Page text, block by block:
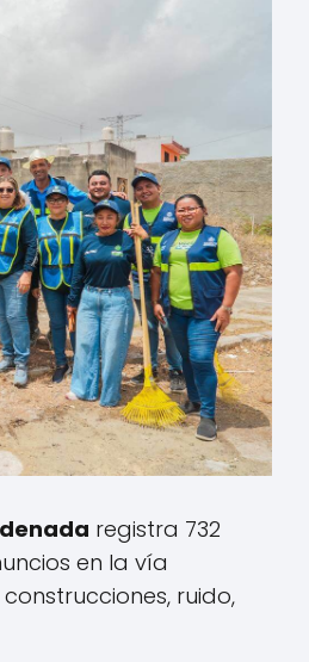
registra 732
en la vía
ruido,